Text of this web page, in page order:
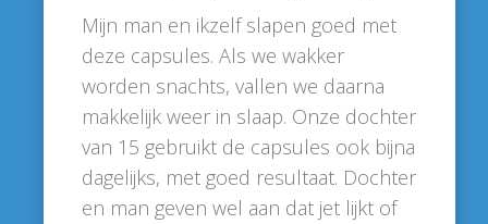
Mijn man en ikzelf slapen goed met
deze capsules. Als we wakker
worden snachts, vallen we daarna
makkelijk weer in slaap. Onze dochter
van 15 gebruikt de capsules ook bijna
dagelijks, met goed resultaat. Dochter
en man geven wel aan dat jet lijkt of